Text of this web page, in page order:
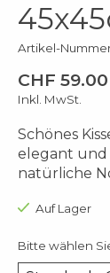
Artikel-
CHF 59.00
Inkl. MwSt.
Schönes
elegant und
natürliche
Auf Lager
Bitte wählen